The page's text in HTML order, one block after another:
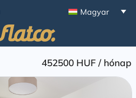
Magyar
452500 HUF/ hónap